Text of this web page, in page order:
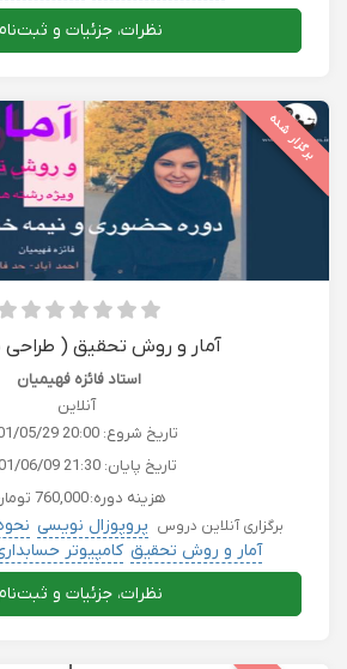
کامپیوتر حسابداری بورس کریپتو
نظرات، جزئیات و
برگزار شده
آمار و روش تحقیق ( طراحی
استاد فائزه فهیمیان
آنلاین
تاریخ شروع: 05/29 20:00
تاریخ پایان: 06/09 21:30
هزینه دوره:760,000 تومان
برگزاری آنلاین دروس پروپوزال نویسی
آمار و روش تحقیق کامپیوتر
دروس دانشگاهی
نظرات، جزئیات و